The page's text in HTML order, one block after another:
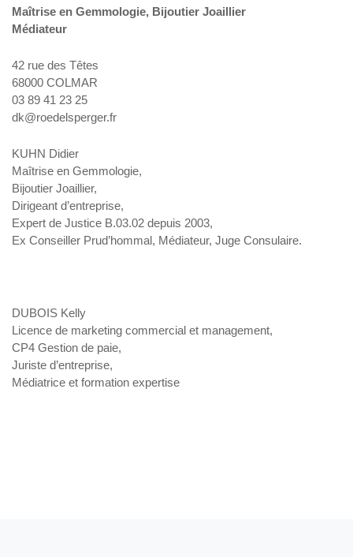
Maîtrise en Gemmologie, Bijoutier Joaillier
Médiateur
42 rue des Têtes
68000 COLMAR
03 89 41 23 25
dk@roedelsperger.fr
KUHN Didier
Maîtrise en Gemmologie,
Bijoutier Joaillier,
Dirigeant d’entreprise,
Expert de Justice B.03.02 depuis 2003,
Ex Conseiller Prud’hommal, Médiateur, Juge Consulaire.
DUBOIS Kelly
Licence de marketing commercial et management,
CP4 Gestion de paie,
Juriste d’entreprise,
Médiatrice et formation expertise